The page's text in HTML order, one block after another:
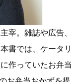
宰。雑誌や広告、
書では、ケータリ
作っていたお弁当